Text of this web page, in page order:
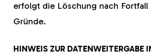
erfolgt die Löschung nach Fortfall
Gründe.
HINWEIS ZUR DATENWEITERGABE